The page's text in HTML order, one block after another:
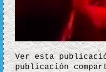
Ver esta
publicación